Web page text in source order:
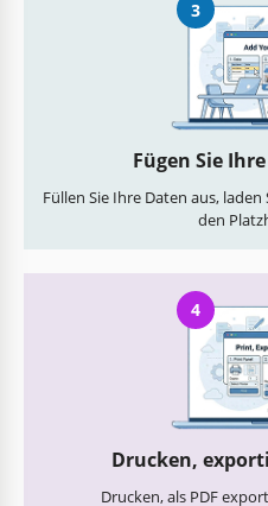
3
Fügen Sie
Füllen Sie Ihre Daten aus,
den
4
Drucken,
Drucken, als PDF